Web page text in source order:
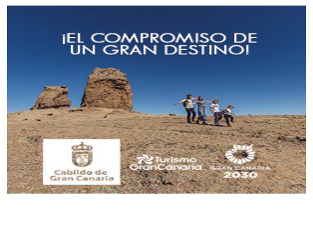
Gato manso encontrado
Este gato macho ha aparecido en la calle hace menos de un mes, es muy
manso y extremadamente cari...
Leales.org » Gran Canaria | 9.7.2025